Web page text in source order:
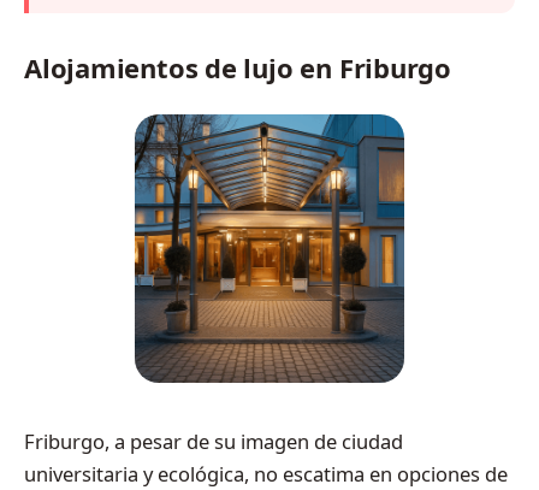
Alojamientos de lujo en Friburgo
Friburgo, a pesar de su imagen de ciudad
universitaria y ecológica, no escatima en opciones de